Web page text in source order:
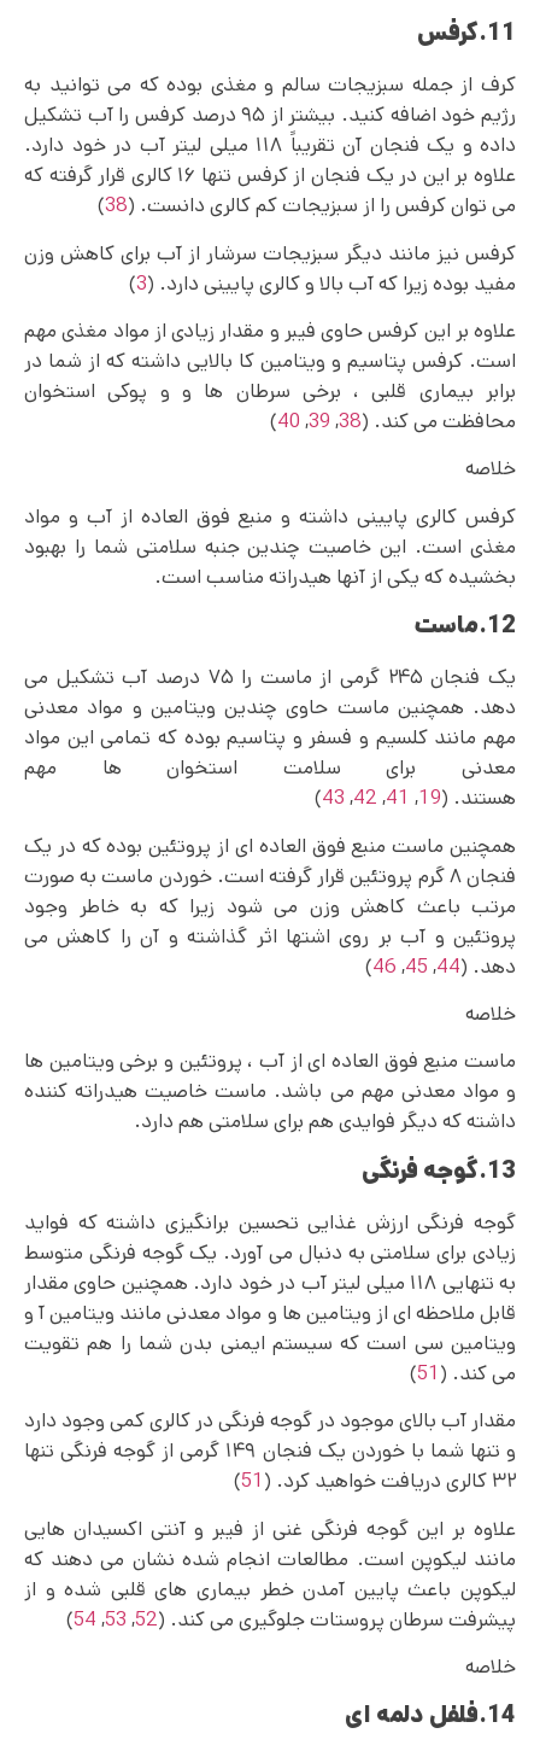
11.کرفس
کرف از جمله سبزیجات سالم و مغذی بوده که می توانید به
رژیم خود اضافه کنید. بیشتر از ۹۵ درصد کرفس را آب تشکیل
داده و یک فنجان آن تقریباً ۱۱۸ میلی لیتر آب در خود دارد.
علاوه بر این در یک فنجان از کرفس تنها ۱۶ کالری قرار گرفته که
می توان کرفس را از سبزیجات کم کالری دانست. (38
)
کرفس نیز مانند دیگر سبزیجات سرشار از آب برای کاهش وزن
مفید بوده زیرا که آب بالا و کالری پایینی دارد. (3
)
علاوه بر این کرفس حاوی فیبر و مقدار زیادی از مواد مغذی مهم
است. کرفس پتاسیم و ویتامین کا بالایی داشته که از شما در
برابر بیماری قلبی ، برخی سرطان ها و و پوکی استخوان
محافظت می کند. (38
,
39
,
40
)
خلاصه
کرفس کالری پایینی داشته و منبع فوق العاده از آب و مواد
مغذی است. این خاصیت چندین جنبه سلامتی شما را بهبود
بخشیده که یکی از آنها هیدراته مناسب است.
12.ماست
یک فنجان ۲۴۵ گرمی از ماست را ۷۵ درصد آب تشکیل می
دهد. همچنین ماست حاوی چندین ویتامین و مواد معدنی
مهم مانند کلسیم و فسفر و پتاسیم بوده که تمامی این مواد
معدنی برای سلامت استخوان ها مهم
هستند. (19
,
41
,
42
,
43
)
همچنین ماست منبع فوق العاده ای از پروتئین بوده که در یک
فنجان ۸ گرم پروتئین قرار گرفته است. خوردن ماست به صورت
مرتب باعث کاهش وزن می شود زیرا که به خاطر وجود
پروتئین و آب بر روی اشتها اثر گذاشته و آن را کاهش می
دهد. (44
,
45
,
46
)
خلاصه
ماست منبع فوق العاده ای از آب ، پروتئین و برخی ویتامین ها
و مواد معدنی مهم می باشد. ماست خاصیت هیدراته کننده
داشته که دیگر فوایدی هم برای سلامتی هم دارد.
13.گوجه فرنگی
گوجه فرنگی ارزش غذایی تحسین‌ برانگیزی داشته که فواید
زیادی برای سلامتی به دنبال می‌ آورد. یک گوجه فرنگی متوسط
به تنهایی ۱۱۸ میلی لیتر آب در خود دارد. همچنین حاوی مقدار
قابل ملاحظه ای از ویتامین ها و مواد معدنی مانند ویتامین آ و
ویتامین سی است که سیستم ایمنی بدن شما را هم تقویت
می کند. ( 51
)
مقدار آب بالای موجود در گوجه فرنگی در کالری کمی وجود دارد
و تنها شما با خوردن یک فنجان ۱۴۹ گرمی از گوجه فرنگی تنها
۳۲ کالری دریافت خواهید کرد. (
51
)
علاوه بر این گوجه فرنگی غنی از فیبر و آنتی اکسیدان هایی
مانند لیکوپن است. مطالعات انجام شده نشان می دهند که
لیکوپن باعث پایین آمدن خطر بیماری‌ های قلبی شده و از
پیشرفت سرطان پروستات جلوگیری می کند. (52
,
53
,
54
)
خلاصه
14.فلفل دلمه ای